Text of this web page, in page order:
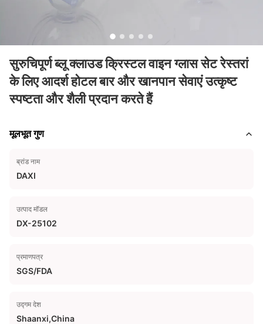
सुरुचिपूर्ण ब्लू क्लाउड क्रिस्टल वाइन ग्लास सेट रेस्तरां
के लिए आदर्श होटल बार और खानपान सेवाएं उत्कृष्ट
स्पष्टता और शैली प्रदान करते हैं
मूलभूत गुण
ब्रांड नाम
DAXI
उत्पाद मॉडल
DX-25102
प्रमाणपत्र
SGS/FDA
उद्गम देश
Shaanxi,China